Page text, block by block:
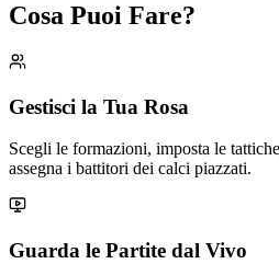
Cosa Puoi Fare?
Gestisci la Tua Rosa
Scegli le formazioni, imposta le
assegna i battitori dei calci piazzati.
Guarda le Partite dal Vivo